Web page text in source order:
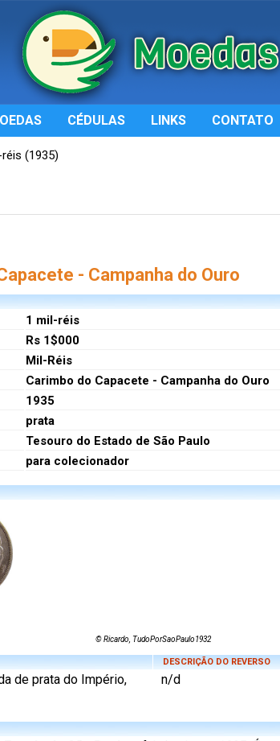
CÉDULAS LINKS CONTATO
(1935)
- Campanha do Ouro
1 mil-réis
Rs 1$000
Mil-Réis
Carimbo do Capacete - Campanha do Ouro
1935
prata
Tesouro do Estado de São Paulo
para colecionador
© Ricardo, TudoPorSaoPaulo1932
de prata do Império,
DESCRIÇÃO DO REVERSO
n/d